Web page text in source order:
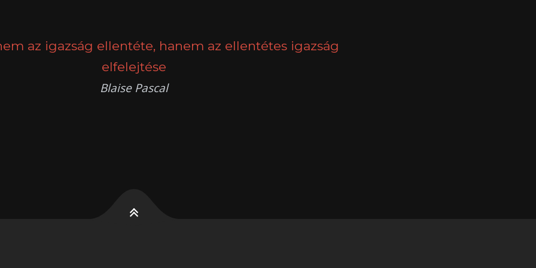
az igazság ellentéte, hanem az ellentétes igazság
elfelejtése
Blaise Pascal